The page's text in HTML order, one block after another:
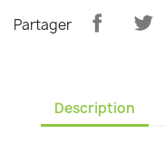
Partager
Description